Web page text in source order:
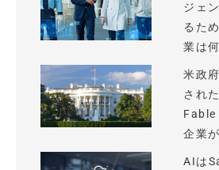
ジェ
るた
業は
米政
され
Fable
企業
AIは